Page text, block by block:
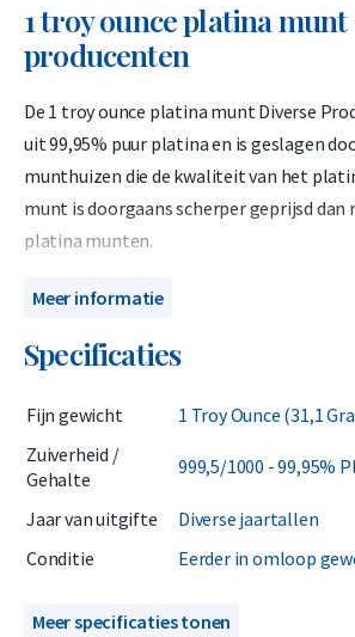
1 troy ounce platina
producenten
De 1 troy ounce platina munt Diverse
uit 99,95% puur platina en is geslagen
munthuizen die de kwaliteit van het
munt is doorgaans scherper geprijsd dan
platina munten.
Wanneer u dit product bestelt weet u van
van onze website zijn, maar het kan ook
verkopen. Voorbeelden hiervan zijn
munten met een specifiek thema of
oplagen geslagen worden.
Dit product is aantrekkelijk voor de
(31,103 gram) platina munten wil kopen
welke munten hij of zij ontvangt.
Meer informatie
Specificaties
Fijn gewicht
1 Troy Ounce (31,1
Zuiverheid /
Gehalte
999,5/1000 - 99,95%
Jaar van uitgifte
Diverse jaartallen
Conditie
Eerder in omloop
Meer specificaties tonen